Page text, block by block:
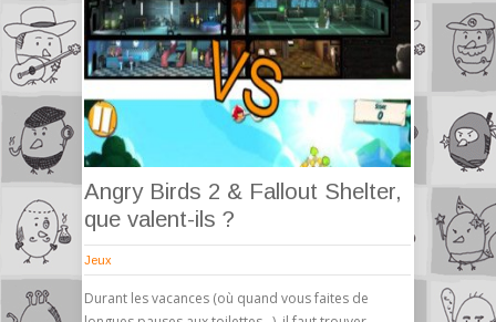
Angry Birds 2 & Fallout Shelter,
que valent-ils ?
Jeux
Durant les vacances (où quand vous faites de